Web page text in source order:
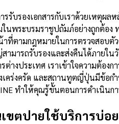
รรับรองเอกสารกับเราด้วยเหตุ
นพระบรมราชูปถัมภ์อย่างถูกต้อง
ที่ตามกฎหมายในการตรวจสอบ
ามารถรับรองและส่งคืนได้ภายใน
ต่างประเทศ เราเข้าใจความต้
เคร่งครัด และสถานทูตญี่ปุ่นมีข้อก
ทำให้คุณรู้ขั้นตอนการดำเนิน
ขตปายใช้บริการบ่อ